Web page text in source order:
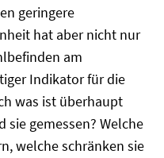
geringere
hat aber nicht nur
am
Indikator für die
was ist überhaupt
sie gemessen? Welche
welche schränken sie